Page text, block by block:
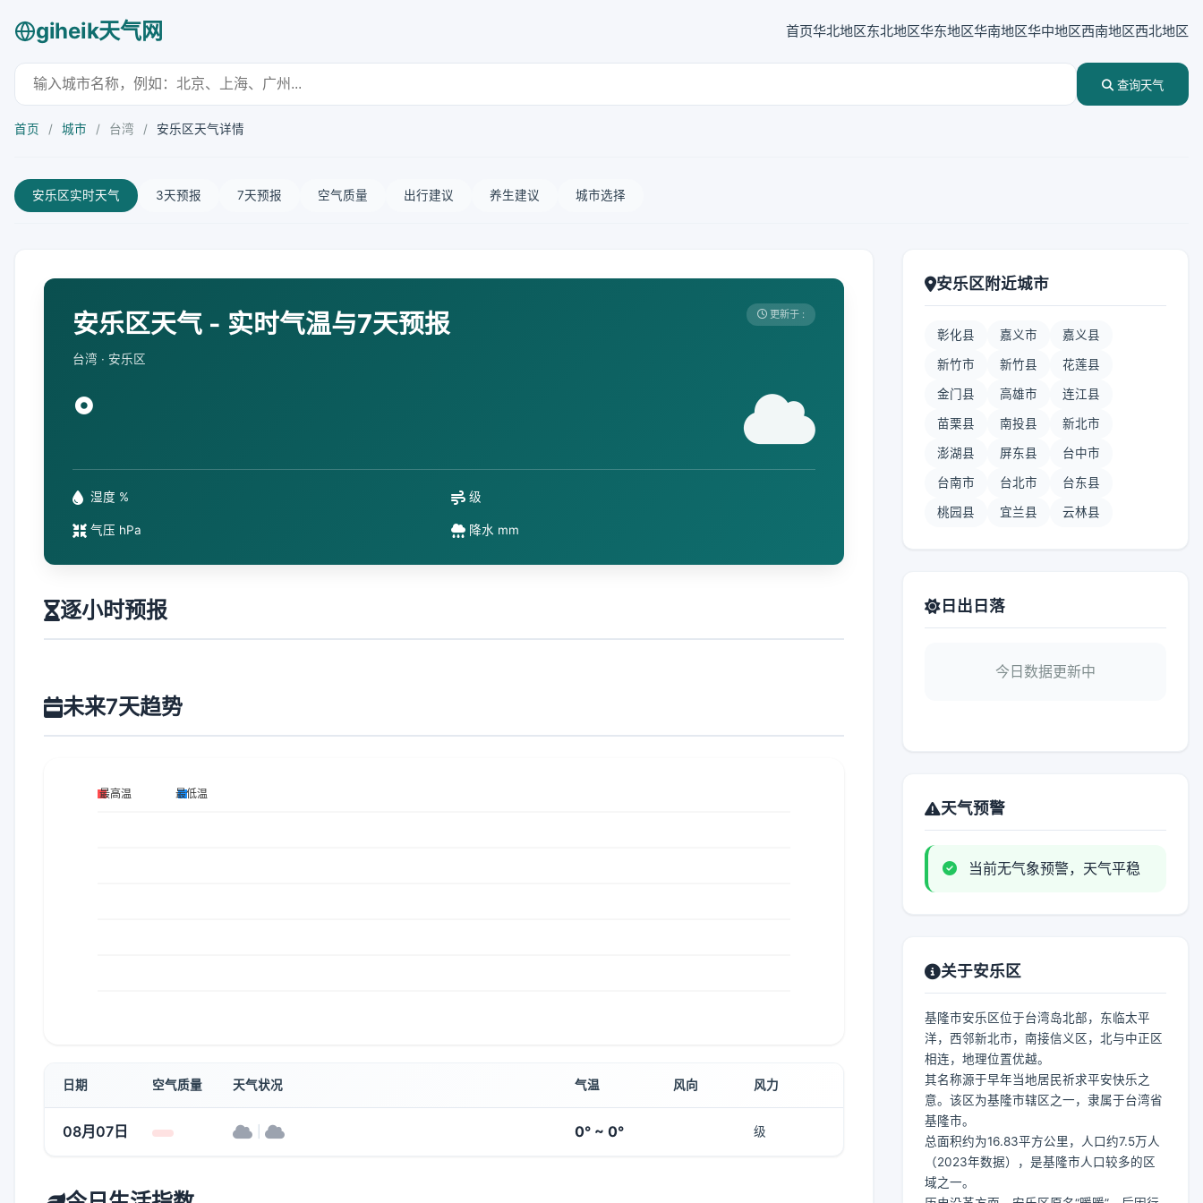
giheik天气网 首页华北地区东北地区华东地区华南地区华中地区西南地区西北地区
查询天气
首页 / 城市 / 台湾 / 安乐区天气详情
安乐区实时天气 3天预报 7天预报 空气质量 出行建议 养生建议 城市选择
安乐区天气 - 实时气温与7天预报
台湾 · 安乐区
更新于 :
°
湿度 % 级
气压 hPa 降水 mm
逐小时预报
未来7天趋势
日期 空气质量 天气状况 气温 风向 风力
08月07日 0° ~ 0° 级
安乐区附近城市
彰化县 嘉义市 嘉义县
新竹市 新竹县 花莲县
金门县 高雄市 连江县
苗栗县 南投县 新北市
澎湖县 屏东县 台中市
台南市 台北市 台东县
桃园县 宜兰县 云林县
日出日落
今日数据更新中
天气预警
当前无气象预警，天气平稳
关于安乐区
基隆市安乐区位于台湾岛北部，东临太平
洋，西邻新北市，南接信义区，北与中正区
相连，地理位置优越。
其名称源于早年当地居民祈求平安快乐之
意。该区为基隆市辖区之一，隶属于台湾省
基隆市。
总面积约为16.83平方公里，人口约7.5万人
（2023年数据），是基隆市人口较多的区
域之一。